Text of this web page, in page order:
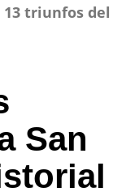
13 triunfos del
San